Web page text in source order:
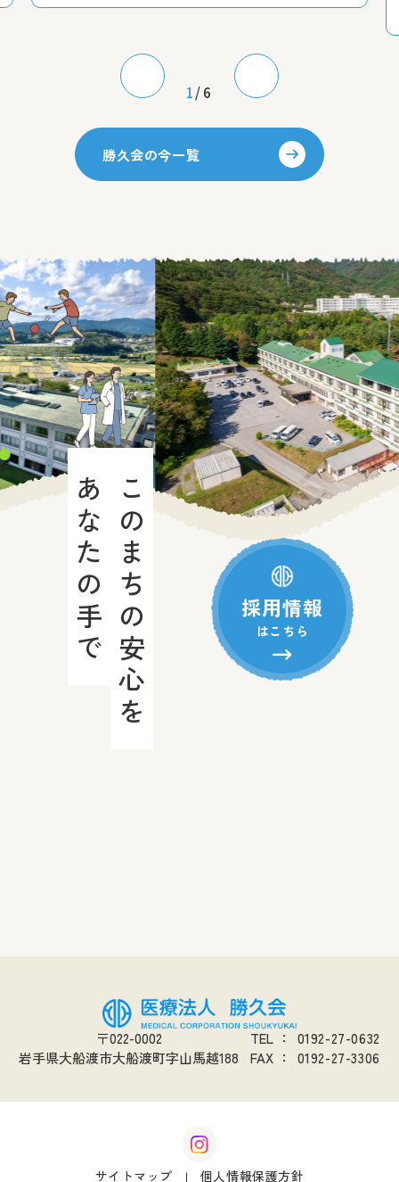
1/6
勝久会の今一覧
このまちの安心を
あなたの手で 採用情報
はこちら
〒022-0002
岩手県大船渡市大船渡町字山馬越188
TEL ：
0192-27-0632
FAX ： 0192-27-3306
サイトマップ 個人情報保護方針